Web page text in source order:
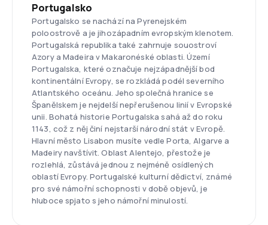
Portugalsko
Portugalsko se nachází na Pyrenejském
poloostrově a je jihozápadním evropským klenotem.
Portugalská republika také zahrnuje souostroví
Azory a Madeira v Makaronéské oblasti. Území
Portugalska, které označuje nejzápadnější bod
kontinentální Evropy, se rozkládá podél severního
Atlantského oceánu. Jeho společná hranice se
Španělskem je nejdelší nepřerušenou linií v Evropské
unii. Bohatá historie Portugalska sahá až do roku
1143, což z něj činí nejstarší národní stát v Evropě.
Hlavní město Lisabon musíte vedle Porta, Algarve a
Madeiry navštívit. Oblast Alentejo, přestože je
rozlehlá, zůstává jednou z nejméně osídlených
oblastí Evropy. Portugalské kulturní dědictví, známé
pro své námořní schopnosti v době objevů, je
hluboce spjato s jeho námořní minulostí.